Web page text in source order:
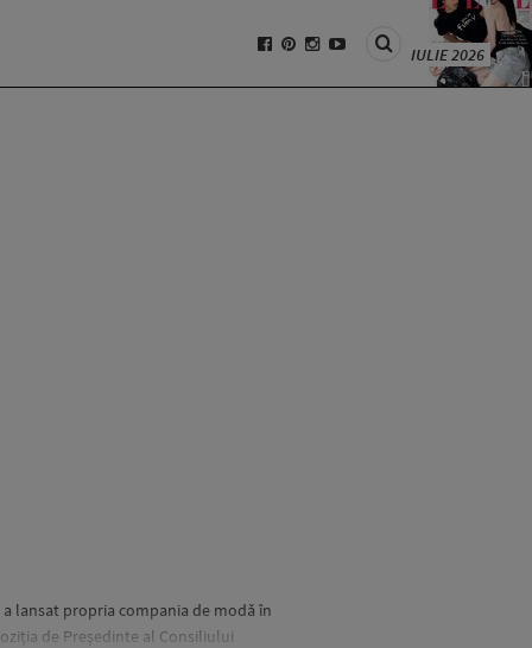
IULIE 2026
lansat propria compania de modă în
de Președinte al Consiliului